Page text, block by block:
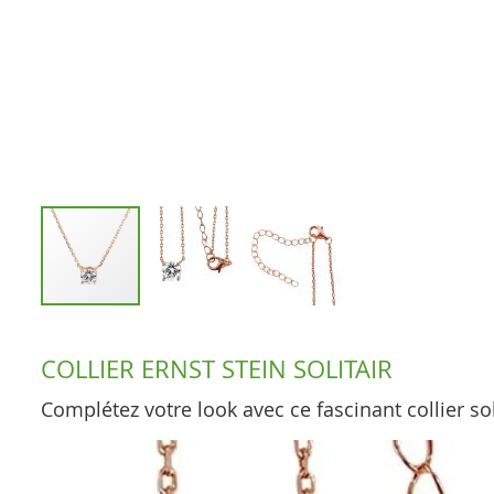
the
beginning
COLLIER ERNST STEIN SOLITAIR
Complétez votre look avec ce fascinant collier